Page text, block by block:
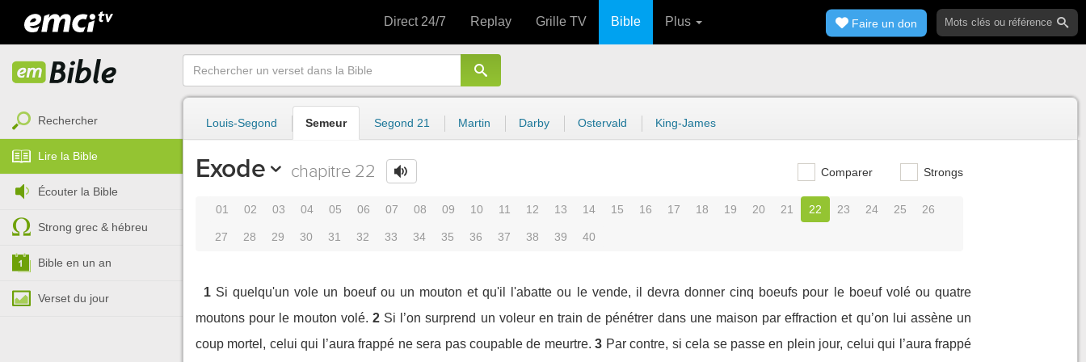
Direct 24/7 Replay Grille TV Bible Plus Faire un don
Rechercher
Lire la Bible
Écouter la Bible
Strong grec & hébreu
Bible en un an
Verset du jour
Louis-Segond Semeur Segond 21 Martin Darby Ostervald King-James
Exode chapitre 22 Comparer Strongs
01 02 03 04 05 06 07 08 09 10 11 12 13 14 15 16 17 18 19 20 21 22 23 24 25 26
27 28 29 30 31 32 33 34 35 36 37 38 39 40
1 Si quelqu'un vole un boeuf ou un mouton et qu'il l'abatte ou le vende, il devra donner cinq boeufs pour le boeuf volé ou quatre
moutons pour le mouton volé. 2 Si l’on surprend un voleur en train de pénétrer dans une maison par effraction et qu’on lui assène un
coup mortel, celui qui l’aura frappé ne sera pas coupable de meurtre. 3 Par contre, si cela se passe en plein jour, celui qui l’aura frappé